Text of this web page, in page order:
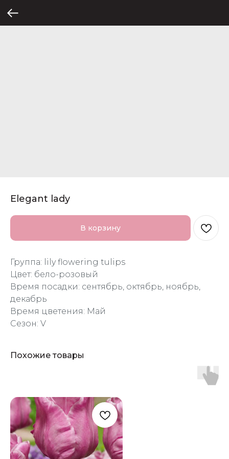
Elegant lady
В корзину
Группа: lily flowering tulips
Цвет: бело-розовый
Время посадки: сентябрь, октябрь, ноябрь,
декабрь
Время цветения: Май
Сезон: V
Похожие товары